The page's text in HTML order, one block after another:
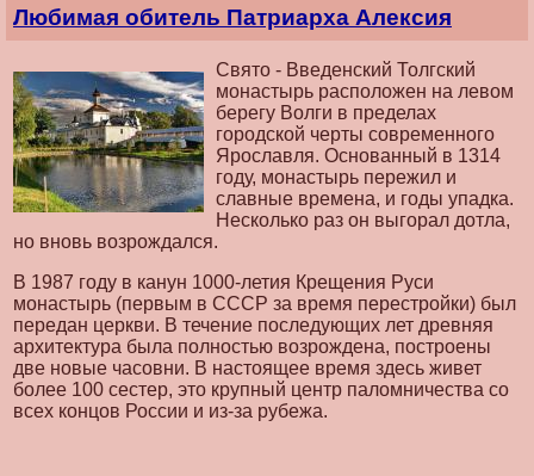
Любимая обитель Патриарха Алексия
Свято - Введенский Толгский
монастырь расположен на левом
берегу Волги в пределах
городской черты современного
Ярославля. Основанный в 1314
году, монастырь пережил и
славные времена, и годы упадка.
Несколько раз он выгорал дотла,
но вновь возрождался.
В 1987 году в канун 1000-летия Крещения Руси
монастырь (первым в СССР за время перестройки) был
передан церкви. В течение последующих лет древняя
архитектура была полностью возрождена, построены
две новые часовни. В настоящее время здесь живет
более 100 сестер, это крупный центр паломничества со
всех концов России и из-за рубежа.